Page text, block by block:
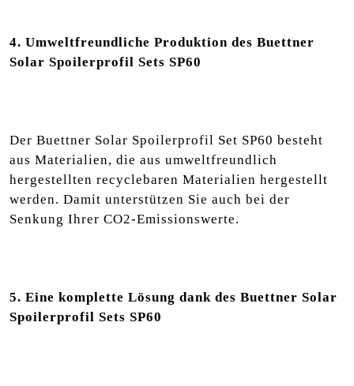
4. Umweltfreundliche Produktion des Buettner
Solar Spoilerprofil Sets SP60
Der Buettner Solar Spoilerprofil Set SP60 besteht
aus Materialien, die aus umweltfreundlich
hergestellten recyclebaren Materialien hergestellt
werden. Damit unterstützen Sie auch bei der
Senkung Ihrer CO2-Emissionswerte.
5. Eine komplette Lösung dank des Buettner Solar
Spoilerprofil Sets SP60